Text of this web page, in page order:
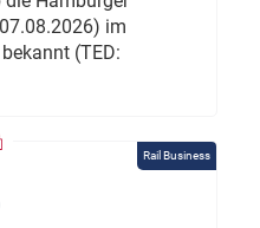
im
(TED:
Rail Business